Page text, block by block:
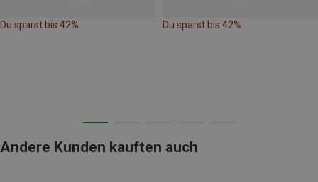
Du sparst bis 42% Du sparst bis 42%
Andere Kunden kauften auch